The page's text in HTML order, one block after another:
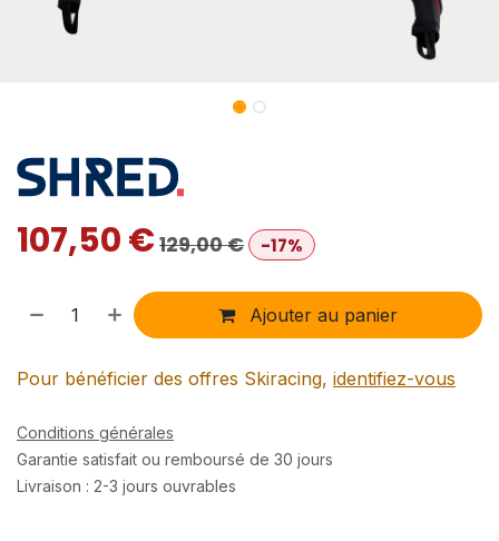
107,50€129,00€ -17%
Ajouter au panier
Pour bénéficier des offres Skiracing, identifiez-vous
Conditions générales
Garantie satisfait ou remboursé de 30 jours
Livraison : 2-3 jours ouvrables